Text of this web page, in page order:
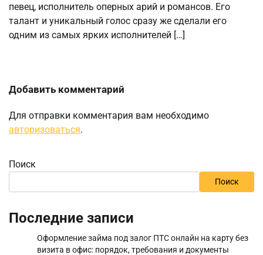
певец, исполнитель оперных арий и романсов. Его
талант и уникальный голос сразу же сделали его
одним из самых ярких исполнителей […]
Добавить комментарий
Для отправки комментария вам необходимо
авторизоваться.
Поиск
Поиск
Последние записи
Оформление займа под залог ПТС онлайн на карту без
визита в офис: порядок, требования и документы